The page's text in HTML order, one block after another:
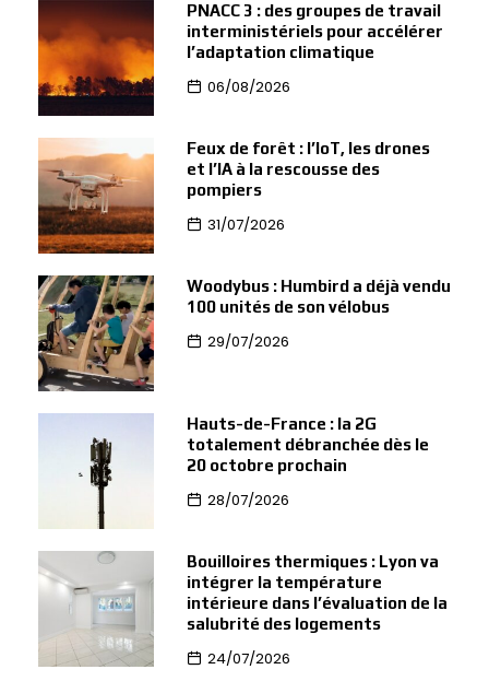
PNACC 3 : des groupes de travail
interministériels pour accélérer
l’adaptation climatique
06/08/2026
Feux de forêt : l’IoT, les drones
et l’IA à la rescousse des
pompiers
31/07/2026
Woodybus : Humbird a déjà vendu
100 unités de son vélobus
29/07/2026
Hauts-de-France : la 2G
totalement débranchée dès le
20 octobre prochain
28/07/2026
Bouilloires thermiques : Lyon va
intégrer la température
intérieure dans l’évaluation de la
salubrité des logements
24/07/2026